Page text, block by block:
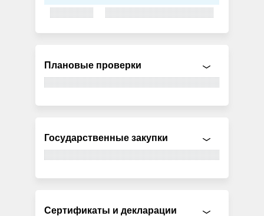
Плановые проверки
Государственные закупки
Сертификаты и декларации